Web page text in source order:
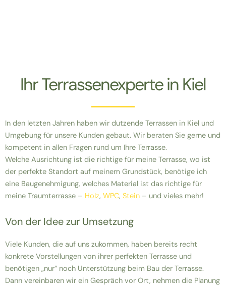
Ihr Terrassenexperte in Kiel
In den letzten Jahren haben wir dutzende Terrassen in Kiel und
Umgebung für unsere Kunden gebaut. Wir beraten Sie gerne und
kompetent in allen Fragen rund um Ihre Terrasse.
Welche Ausrichtung ist die richtige für meine Terrasse, wo ist
der perfekte Standort auf meinem Grundstück, benötige ich
eine Baugenehmigung, welches Material ist das richtige für
meine Traumterrasse – Holz, WPC, Stein – und vieles mehr!
Von der Idee zur Umsetzung
Viele Kunden, die auf uns zukommen, haben bereits recht
konkrete Vorstellungen von ihrer perfekten Terrasse und
benötigen „nur“ noch Unterstützung beim Bau der Terrasse.
Dann vereinbaren wir ein Gespräch vor Ort, nehmen die Planung